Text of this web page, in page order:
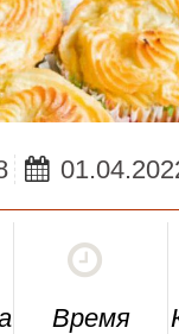
Время